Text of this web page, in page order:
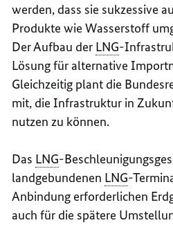
werden, dass sie sukzessive
Produkte wie Wasserstoff
Der Aufbau der LNG-
Lösung für alternative
Gleichzeitig plant die
mit, die Infrastruktur in
nutzen zu können.
Das LNG-
landgebundenen LNG-
Anbindung erforderlichen
auch für die spätere